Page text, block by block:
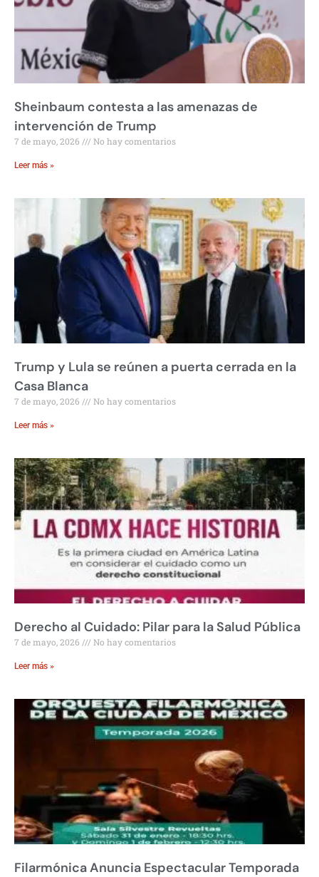
Sheinbaum contesta a las amenazas de
intervención de Trump
7 de mayo, 2026 No hay comentarios
Leer más »
Trump y Lula se reúnen a puerta cerrada en la
Casa Blanca
7 de mayo, 2026 No hay comentarios
Leer más »
Derecho al Cuidado: Pilar para la Salud Pública
7 de mayo, 2026 No hay comentarios
Leer más »
Filarmónica Anuncia Espectacular Temporada